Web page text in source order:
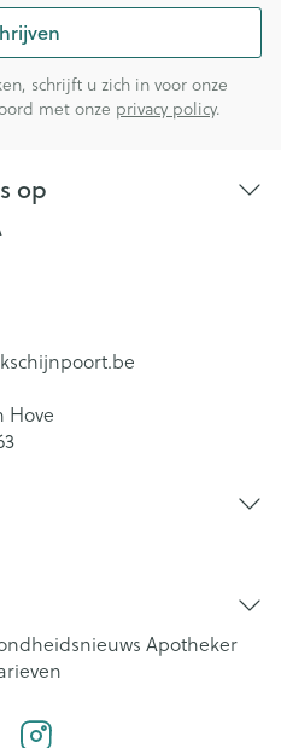
schrijft u zich in voor onze
met onze privacy policy.
op
Hove
Apotheker